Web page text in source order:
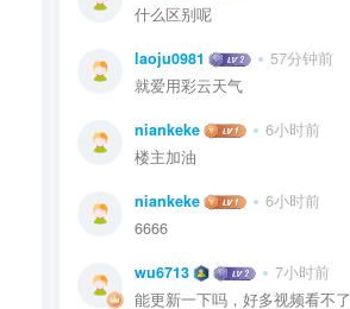
什么区别呢
laoju0981 57分钟前
就爱用彩云天气
niankeke 6小时前
楼主加油
niankeke 6小时前
6666
wu6713 7小时前
能更新一下吗，好多视频看不了